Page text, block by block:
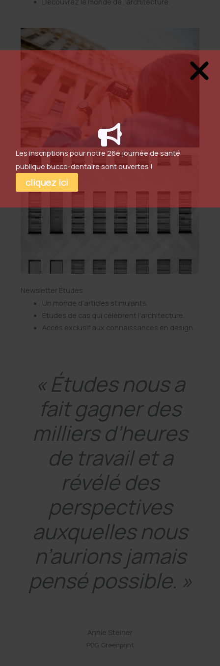
Les inscriptions pour notre 26e journée de santé
publique bucco-dentaire sont ouvertes !
cliquez ici
Newsletter Études
Un monde d’articles stimulants.
Études de cas qui célèbrent l’architecture.
Accès exclusif aux connaissances en design.
« Études nous a
fait gagner des
milliers d’heures
de travail et a
révélé des
perspectives
auxquelles nous
n’aurions jamais
pensé possible. »
Annie Steiner
PDG, Greenprint